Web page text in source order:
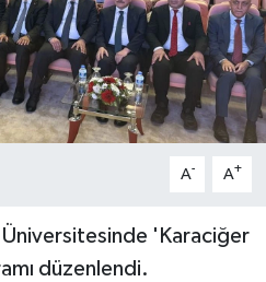
A- A+
Üniversitesinde 'Karaciğer
düzenlendi.